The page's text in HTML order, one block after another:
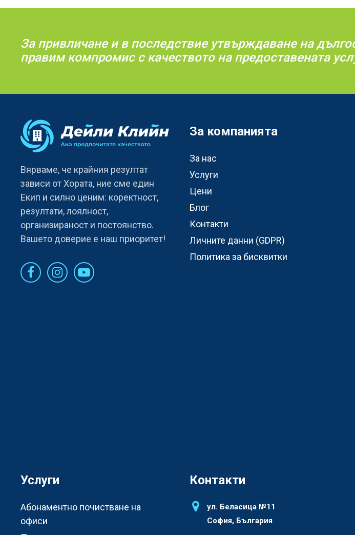
За привличане и в последствие утвърждаване на
правим компромис с качеството на предоставената
Вярваме, че крайния резултат
зависи от Хората, ние сме един
Eкип и силно ценим: коректност,
резултати, лоялност,
организираност и постоянство.
Вашето доверие е наш приоритет!
За компанията
За нас
Услуги
Цени
Блог
Контакти
Личните данни (GDPR)
Политика за бисквитки
Услуги
Абонаментно почистване на
офиси
Контакти
ул. Беласица №11
София, България